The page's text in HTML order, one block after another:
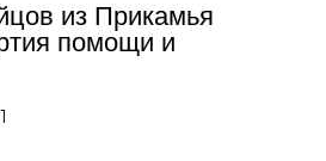
из Прикамья
помощи и